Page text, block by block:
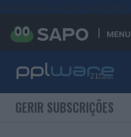
MENU
GERIR SUBSCRIÇÕES